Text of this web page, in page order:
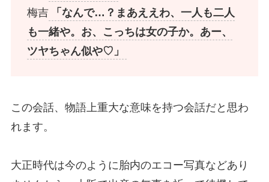
梅吉
「なんで…？まあええわ、一人も二人
も一緒や。お、こっちは女の子か。あー、
ツヤちゃん似や♡」
この会話、物語上重大な意味を持つ会話だと思わ
れます。
大正時代は今のように胎内のエコー写真などあり